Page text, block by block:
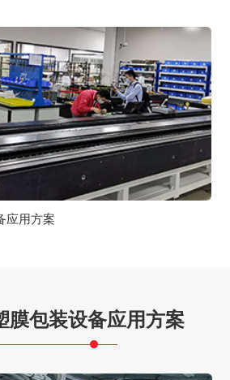
应用方案
膜包装设备应用方案